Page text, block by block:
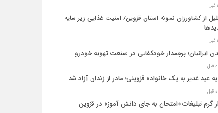
از کشاورزان نمونه استان قزوین/ امنیت غذایی زیر سایه
ایرانیان؛ پرچمدار خودکفایی در صنعت تهویه خودرو
عید غدیر به یک خانواده قزوینی؛ مادر از زندان آزاد شد
گرم تبلیغات «امتحان به جای دانش‌ آموز» در قزوین